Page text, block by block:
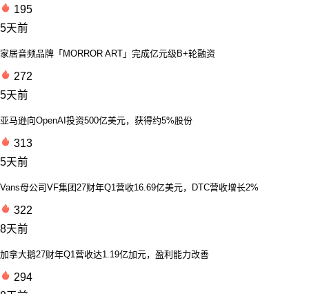
195
5天前
家居音频品牌「MORROR ART」完成亿元级B+轮融资
272
5天前
亚马逊向OpenAI投资500亿美元，获得约5%股份
313
5天前
Vans母公司VF集团27财年Q1营收16.69亿美元，DTC营收增长2%
322
8天前
加拿大鹅27财年Q1营收达1.19亿加元，盈利能力改善
294